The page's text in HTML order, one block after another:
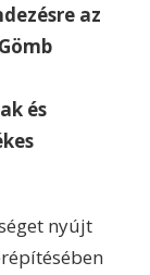
az
és
nyújt